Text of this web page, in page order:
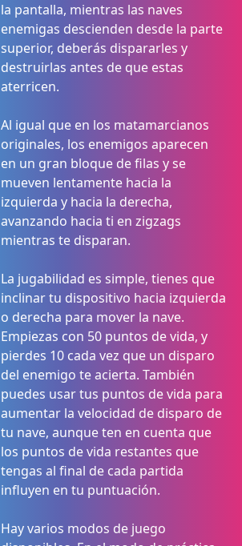
la pantalla, mientras las naves
enemigas descienden desde la parte
superior, deberás dispararles y
destruirlas antes de que estas
aterricen.
Al igual que en los matamarcianos
originales, los enemigos aparecen
en un gran bloque de filas y se
mueven lentamente hacia la
izquierda y hacia la derecha,
avanzando hacia ti en zigzags
mientras te disparan.
La jugabilidad es simple, tienes que
inclinar tu dispositivo hacia izquierda
o derecha para mover la nave.
Empiezas con 50 puntos de vida, y
pierdes 10 cada vez que un disparo
del enemigo te acierta. También
puedes usar tus puntos de vida para
aumentar la velocidad de disparo de
tu nave, aunque ten en cuenta que
los puntos de vida restantes que
tengas al final de cada partida
influyen en tu puntuación.
Hay varios modos de juego